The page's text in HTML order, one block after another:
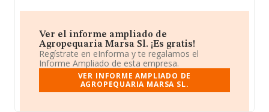
Ver el informe ampliado de
Agropequaria Marsa Sl. ¡Es gratis!
Regístrate en eInforma y te regalamos el
Informe Ampliado de esta empresa.
VER INFORME AMPLIADO DE
AGROPEQUARIA MARSA SL.